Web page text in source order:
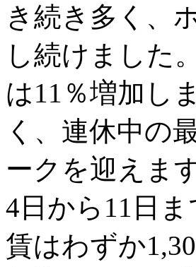
き続き多く、
し続けました
は11％増加し
く、連休中の
ークを迎えま
4日から11日
賃はわずか